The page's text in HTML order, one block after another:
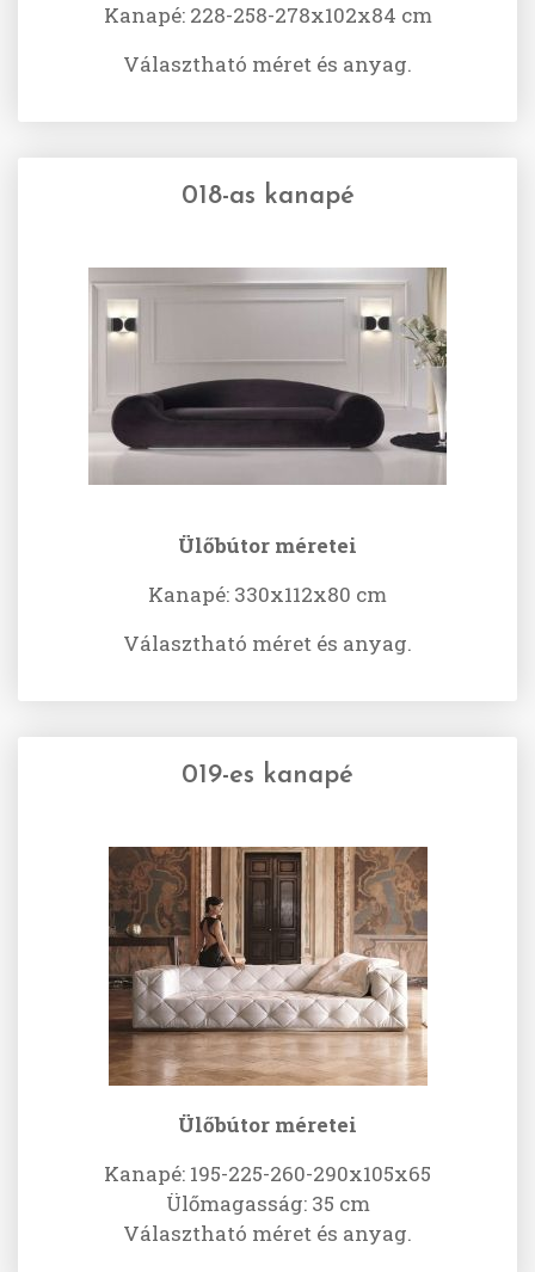
Kanapé: 228-258-278x102x84 cm
Választható méret és anyag.
018-as kanapé
Ülőbútor méretei
Kanapé: 330х112х80 cm
Választható méret és anyag.
019-es kanapé
Ülőbútor méretei
Kanapé: 195-225-260-290x105x65
Ülőmagasság: 35 cm
Választható méret és anyag.